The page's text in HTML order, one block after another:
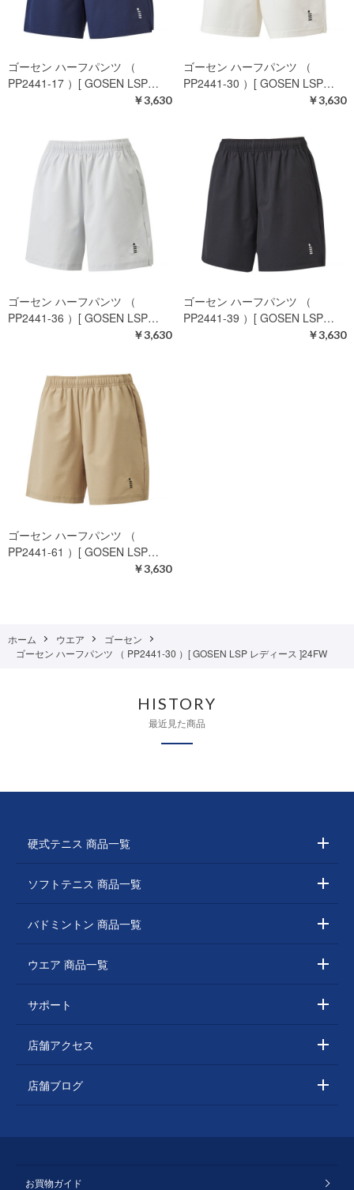
ゴーセン ハーフパンツ （
PP2441-17 ）[ GOSEN LSP…
￥3,630
ゴーセン ハーフパンツ （
PP2441-30 ）[ GOSEN LSP…
￥3,630
ゴーセン ハーフパンツ （
PP2441-36 ）[ GOSEN LSP…
￥3,630
ゴーセン ハーフパンツ （
PP2441-39 ）[ GOSEN LSP…
￥3,630
ゴーセン ハーフパンツ （
PP2441-61 ）[ GOSEN LSP…
￥3,630
ホーム ウエア
ゴーセン
ゴーセン ハーフパンツ （ PP2441-30 ）[ GOSEN LSP レディース ]24FW
HISTORY
最近見た商品
硬式テニス 商品一覧
ソフトテニス 商品一覧
バドミントン 商品一覧
ウエア 商品一覧
サポート
店舗アクセス
店舗ブログ
お買物ガイド